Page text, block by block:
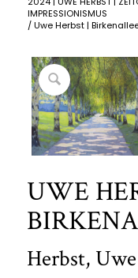
IMPRESSIONISMUS
/ Uwe Herbst |
UWE
Herbst,